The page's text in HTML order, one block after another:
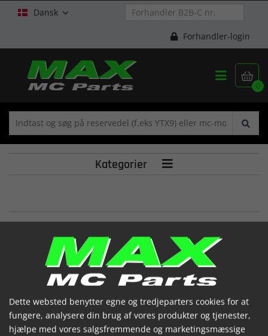
Dansk 
Forhandler-login

0

Kategorier 
SHIM, TAPPET
(12892HP8900288)

Dette websted benytter egne og tredjeparters cookies for at
fungere, analysere din brug af vores produkter og tjenester,
hjælpe med vores salgsfremmende og marketingsmæssige